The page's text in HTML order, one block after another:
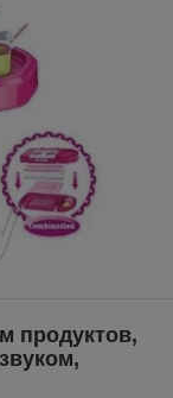
продуктов,